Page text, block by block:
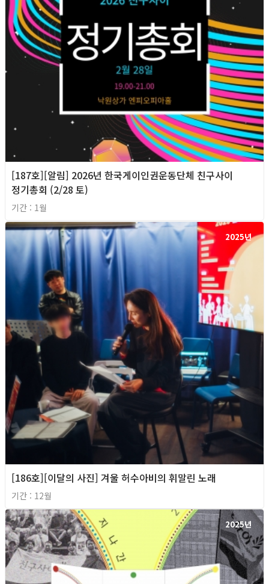
[187호][알림] 2026년 한국게이인권운동단체 친구사이
정기총회 (2/28 토)
기간 : 1월
2025년
[186호][이달의 사진] 겨울 허수아비의 휘말린 노래
기간 : 12월
2025년